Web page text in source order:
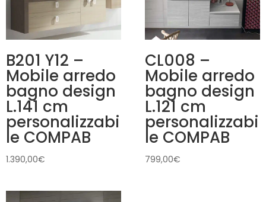
B201 Y12 –
Mobile arredo
bagno design
L.141 cm
personalizzabi
le COMPAB
1.390,00€
CL008 –
Mobile arredo
bagno design
L.121 cm
personalizzabi
le COMPAB
799,00€